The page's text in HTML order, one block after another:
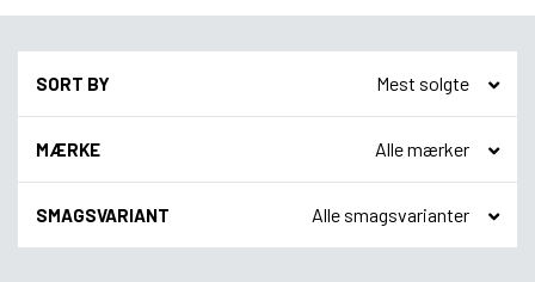
SORT BY
MÆRKE
SMAGSVARIANT